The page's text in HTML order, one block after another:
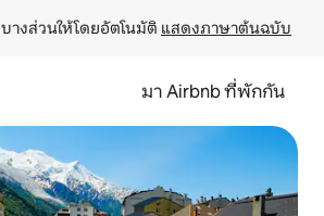
างส่วนให้โดยอัตโนมัติ แสดงภาษาต้นฉบับ
มา Airbnb ที่พักกัน